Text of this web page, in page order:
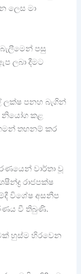
ලෙස මා
පසු
ලබා දීමට
ලක්ෂ පනහ බැගින්
නියෝග කළ
ගමන් තහනම් කර
වාර්තා වූ
රාජපක්ෂ
විශේෂ අසනීප
වී තිබුණි.
හුස්ම හිරවෙන